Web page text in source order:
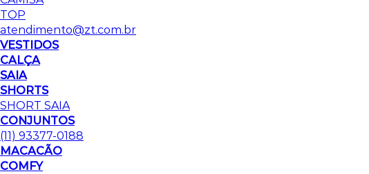
TOP
atendimento@zt.com.br
VESTIDOS
CALÇA
SAIA
SHORTS
SHORT SAIA
CONJUNTOS
(11) 93377-0188
MACACÃO
COMFY